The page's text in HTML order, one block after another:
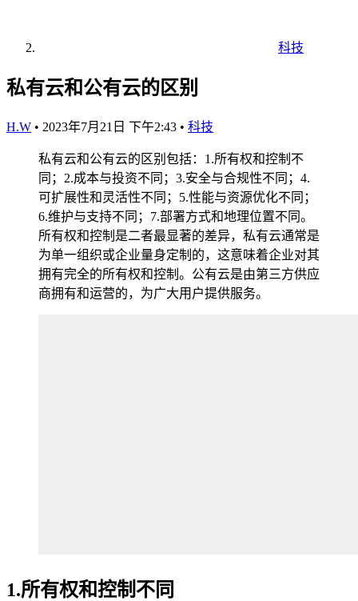
科技
私有云和公有云的区别
H.W • 2023年7月21日 下午2:43 • 科技
私有云和公有云的区别包括：1.所有权和控制不
同；2.成本与投资不同；3.安全与合规性不同；4.
可扩展性和灵活性不同；5.性能与资源优化不同；
6.维护与支持不同；7.部署方式和地理位置不同。
所有权和控制是二者最显著的差异，私有云通常是
为单一组织或企业量身定制的，这意味着企业对其
拥有完全的所有权和控制。公有云是由第三方供应
商拥有和运营的，为广大用户提供服务。
1.所有权和控制不同